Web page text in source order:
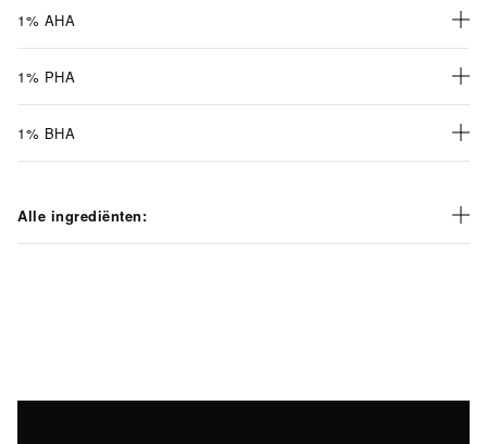
1% AHA
1% PHA
1% BHA
Alle ingrediënten: